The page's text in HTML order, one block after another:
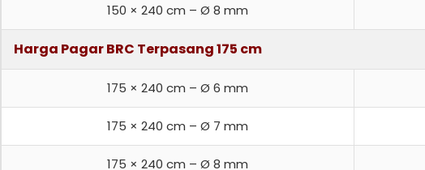
150 × 240 cm – Ø 8 mm
Harga Pagar BRC Terpasang 175 cm
175 × 240 cm – Ø 6 mm
175 × 240 cm – Ø 7 mm
175 × 240 cm – Ø 8 mm